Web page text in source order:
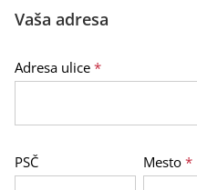
Vaša adresa
Adresa ulice *
PSČ Mesto*